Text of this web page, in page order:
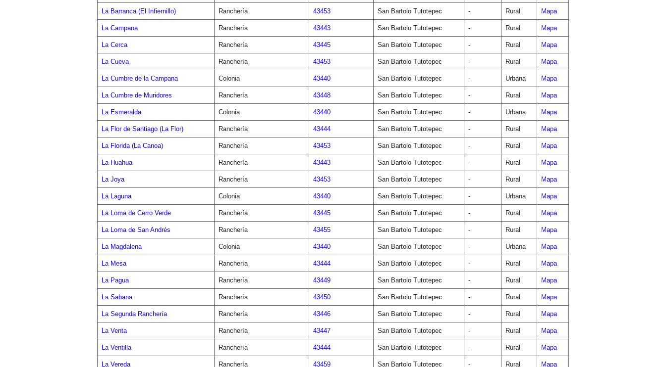
La Barranca (El Infiernillo) Ranchería 43453 San Bartolo Tutotepec - Rural Mapa
La Campana Ranchería 43443 San Bartolo Tutotepec - Rural Mapa
La Cerca Ranchería 43445 San Bartolo Tutotepec - Rural Mapa
La Cueva Ranchería 43453 San Bartolo Tutotepec - Rural Mapa
La Cumbre de la Campana Colonia 43440 San Bartolo Tutotepec - Urbana Mapa
La Cumbre de Muridores Ranchería 43448 San Bartolo Tutotepec - Rural Mapa
La Esmeralda Colonia 43440 San Bartolo Tutotepec - Urbana Mapa
La Flor de Santiago (La Flor) Ranchería 43444 San Bartolo Tutotepec - Rural Mapa
La Florida (La Canoa) Ranchería 43453 San Bartolo Tutotepec - Rural Mapa
La Huahua Ranchería 43443 San Bartolo Tutotepec - Rural Mapa
La Joya Ranchería 43453 San Bartolo Tutotepec - Rural Mapa
La Laguna Colonia 43440 San Bartolo Tutotepec - Urbana Mapa
La Loma de Cerro Verde Ranchería 43445 San Bartolo Tutotepec - Rural Mapa
La Loma de San Andrés Ranchería 43455 San Bartolo Tutotepec - Rural Mapa
La Magdalena Colonia 43440 San Bartolo Tutotepec - Urbana Mapa
La Mesa Ranchería 43444 San Bartolo Tutotepec - Rural Mapa
La Pagua Ranchería 43449 San Bartolo Tutotepec - Rural Mapa
La Sabana Ranchería 43450 San Bartolo Tutotepec - Rural Mapa
La Segunda Ranchería Ranchería 43446 San Bartolo Tutotepec - Rural Mapa
La Venta Ranchería 43447 San Bartolo Tutotepec - Rural Mapa
La Ventilla Ranchería 43444 San Bartolo Tutotepec - Rural Mapa
La Vereda Ranchería 43459 San Bartolo Tutotepec - Rural Mapa